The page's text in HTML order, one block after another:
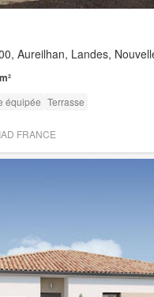
Aureilhan, Landes,
équipée Terrasse
FRANCE